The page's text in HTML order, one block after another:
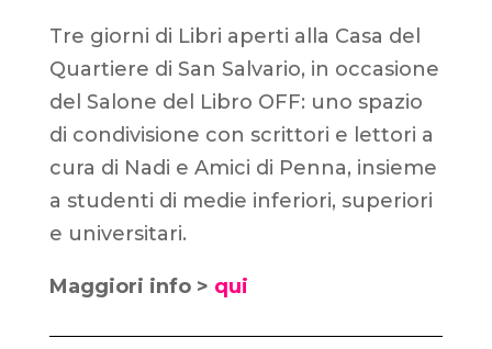
Tre giorni di Libri aperti alla Casa del
Quartiere di San Salvario, in occasione
del Salone del Libro OFF: uno spazio
di condivisione con scrittori e lettori a
cura di Nadi e Amici di Penna, insieme
a studenti di medie inferiori, superiori
e universitari.
Maggiori info > qui